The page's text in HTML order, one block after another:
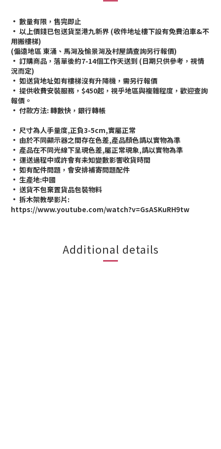
• 數量有限，售完即止
• 以上價錢已包送貨至港九新界 (收件地址樓下設有免費泊車&不
用搬樓梯)
(偏遠地區 東涌、馬灣及愉景灣及村屋請查詢另行報價)
• 訂購商品，落單後約7-14個工作天送到 (日期只供參考，視情
況而定)
• 如送貨地址如有樓梯沒有升降機，需另行報價
• 提供收費安裝服務，$450起，視乎地區與複雜程度，歡迎查詢
報價。
• 付款方法: 轉數快，銀行轉帳
• 尺寸為人手量度,正負3-5cm,實屬正常
• 由於不同顯示器之間存在色差,產品顏色請以實物為準
• 產品在不同光線下呈現色差,屬正常現象,請以實物為準
• 運送過程中或許會有未知變數影響收貨時間
• 如有配件問題，會安排補寄問題配件
• 生產地:中國
• 送貨不包棄置貨品包裝物料
• 拆木架教學影片:
https://www.youtube.com/watch?v=GsASKuRH9tw
Additional details